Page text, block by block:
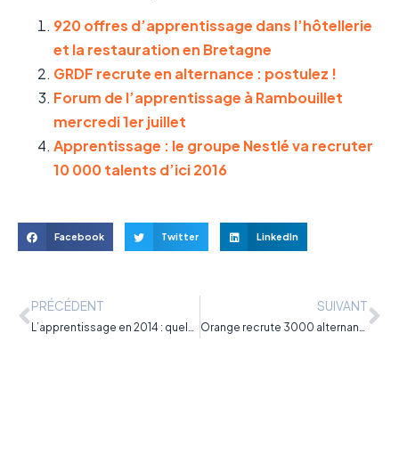
920 offres d’apprentissage dans l’hôtellerie
et la restauration en Bretagne
GRDF recrute en alternance : postulez !
Forum de l’apprentissage à Rambouillet
mercredi 1er juillet
Apprentissage : le groupe Nestlé va recruter
10 000 talents d’ici 2016
Facebook Twitter LinkedIn
PRÉCÉDENT SUIVANT